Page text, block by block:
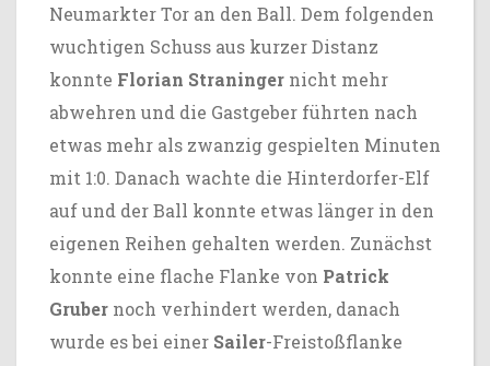
Neumarkter Tor an den Ball. Dem folgenden
wuchtigen Schuss aus kurzer Distanz
konnte Florian Straninger nicht mehr
abwehren und die Gastgeber führten nach
etwas mehr als zwanzig gespielten Minuten
mit 1:0. Danach wachte die Hinterdorfer-Elf
auf und der Ball konnte etwas länger in den
eigenen Reihen gehalten werden. Zunächst
konnte eine flache Flanke von Patrick
Gruber noch verhindert werden, danach
wurde es bei einer Sailer-Freistoßflanke